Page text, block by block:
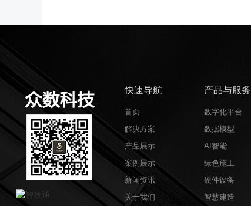
快速导航
首页
解决方案
产品展示
案例展示
新闻资讯
关于我们
产品与服务
数字化平台
数据模型
AI智能
绿色施工
硬件设备
智慧建造